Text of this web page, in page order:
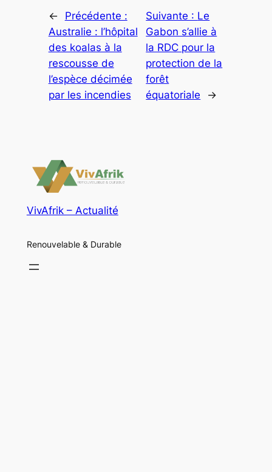
←
Précédente :
Australie : l’hôpital
des koalas à la
rescousse de
l’espèce décimée
par les incendies
Suivante : Le
Gabon s’allie à
la RDC pour la
protection de la
forêt
équatoriale
→
VivAfrik – Actualité
Renouvelable & Durable